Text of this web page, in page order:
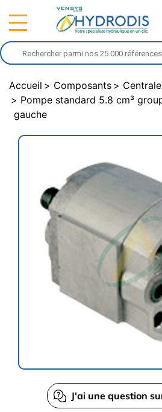
Accueil Composants
Pompe standard 5.8 cm³
gauche
J'ai une question